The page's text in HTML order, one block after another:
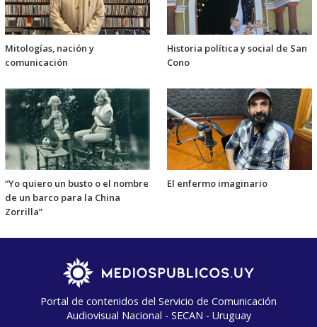
Mitologías, nación y
comunicación
Historia política y social de San
Cono
“Yo quiero un busto o el nombre
de un barco para la China
Zorrilla”
El enfermo imaginario
Portal de contenidos del Servicio de Comunicación
Audiovisual Nacional - SECAN - Uruguay